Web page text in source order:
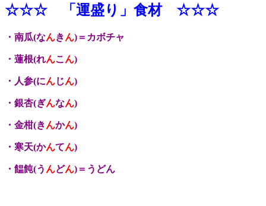
☆☆☆ 「運盛り」食材 ☆☆☆
・南瓜(なんき ん)＝カボチャ
・蓮根(れんこ ん)
・人参(にんじん)
・銀杏(ぎんなん)
・金柑(き んかん)
・寒天(かんてん)
・饂飩(う んどん)＝うどん